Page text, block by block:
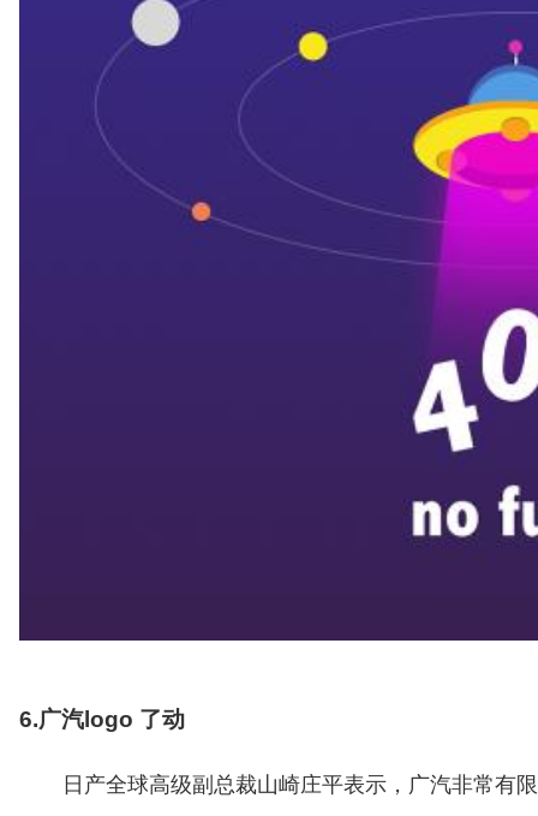
6.广汽logo 了动
日产全球高级副总裁山崎庄平表示，广汽非常有